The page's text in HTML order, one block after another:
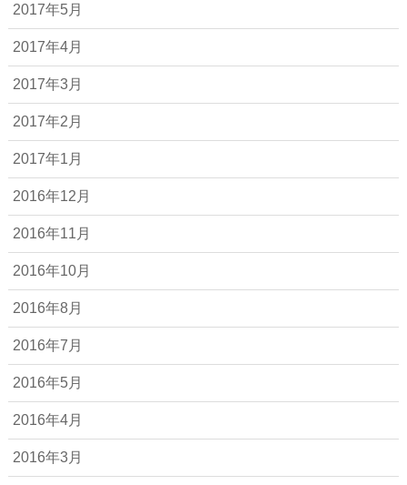
2017年5月
2017年4月
2017年3月
2017年2月
2017年1月
2016年12月
2016年11月
2016年10月
2016年8月
2016年7月
2016年5月
2016年4月
2016年3月